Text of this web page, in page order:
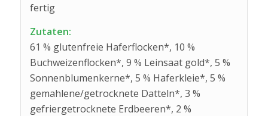
fertig
Zutaten:
61 % glutenfreie Haferflocken*, 10 %
Buchweizenflocken*, 9 % Leinsaat gold*, 5 %
Sonnenblumenkerne*, 5 % Haferkleie*, 5 %
gemahlene/getrocknete Datteln*, 3 %
gefriergetrocknete Erdbeeren*, 2 %